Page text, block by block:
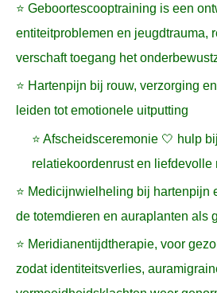
⭐ Geboortescooptraining is een
entiteitproblemen en jeugdtrauma,
verschaft toegang het
⭐ Hartenpijn bij rouw, verzorging
leiden tot emotionele uitputting
⭐ Afscheidsceremonie 🤍 hulp
relatiekoordenrust en liefdevolle
⭐ Medicijnwielheling bij hartenpijn
de totemdieren en auraplanten als
⭐ Meridianentijdtherapie, voor
zodat identiteitsverlies,